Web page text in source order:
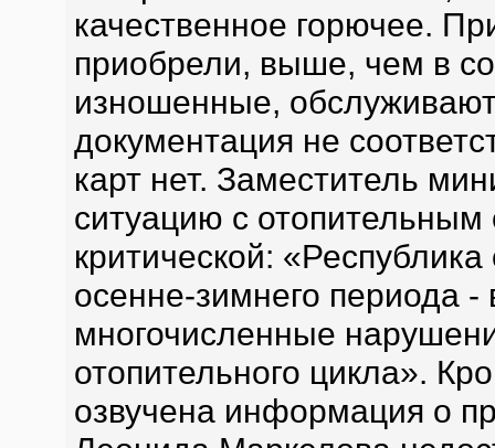
качественное горючее.
приобрели, выше, чем в
изношенные,
документация не
карт нет. Заместитель
ситуацию с
критической:
осенне-зимнего периода
многочисленные
отопительного цикла».
озвучена информация о